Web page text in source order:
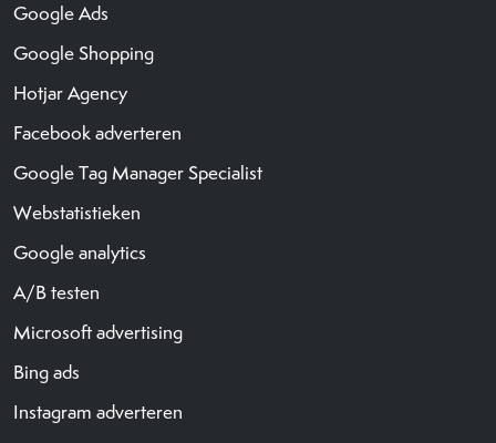
Google Ads
Google Shopping
Hotjar Agency
Facebook adverteren
Google Tag Manager Specialist
Webstatistieken
Google analytics
A/B testen
Microsoft advertising
Bing ads
Instagram adverteren